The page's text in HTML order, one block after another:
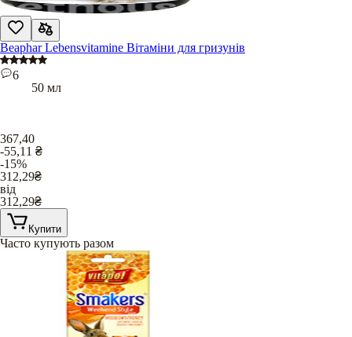
Beaphar Lebensvitamine Вітаміни для гризунів
6
50 мл
367,40
-55,11 ₴
-15%
312,29₴
від
312,29₴
Купити
Часто купують разом